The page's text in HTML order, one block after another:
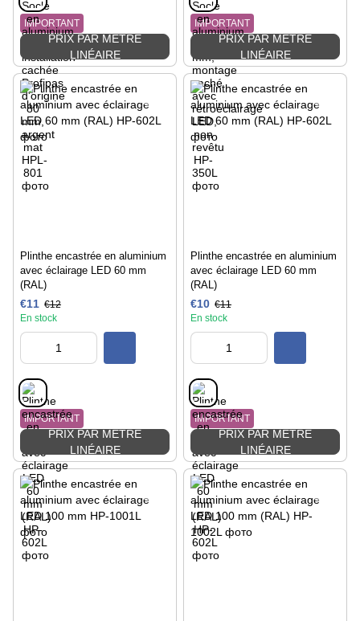
IMPORTANT
PRIX PAR MÈTRE
LINÉAIRE
IMPORTANT
PRIX PAR MÈTRE
LINÉAIRE
Plinthe encastrée en aluminium
avec éclairage LED 60 mm
(RAL)
€11 €12
En stock
IMPORTANT
PRIX PAR MÈTRE
LINÉAIRE
Plinthe encastrée en aluminium
avec éclairage LED 60 mm
(RAL)
€10 €11
En stock
IMPORTANT
PRIX PAR MÈTRE
LINÉAIRE